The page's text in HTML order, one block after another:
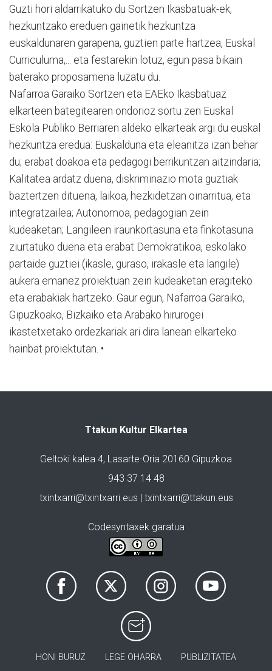
Guzti hori aldarrikatuko du Sortzen Ikasbatuak-ek,
hezkuntzako ereduen gainetik hezkuntza
euskaldunaren garapena, guztien parte hartzea, Euskal
Curriculuma,... eta festarekin lotuz, egun pasa bikain
baterako proposamena luzatu du.
Nafarroa Garaiko Sortzen eta EAEko Ikasbatuaz
elkarteen bategitearen ondorioz sortu zen Euskal
Eskola Publiko Berriaren aldeko elkarteak argi du euskal
hezkuntza eredua: Euskalduna eta eleanitza izan behar
du; erabat doakoa eta pedagogi berrikuntzan aitzindaria;
Kalitatea ardatz duena, diskriminazio mota guztiak
baztertzen dituena, laikoa, hezkidetzan oinarritua, eta
integratzailea; Autonomoa, pedagogian zein
kudeaketan; Langileen iraunkortasuna eta finkotasuna
ziurtatuko duena eta erabat Demokratikoa, eskolako
partaide guztiei (ikasle, guraso, irakasle eta langile)
aukera emanez proiektuan zein kudeaketan eragiteko
eta erabakiak hartzeko. Gaur egun, Nafarroa Garaiko,
Gipuzkoako, Bizkaiko eta Arabako hirurogei
ikastetxetako ordezkariak ari dira lanean elkarteko
hainbat proiektutan. •
Ttakun Kultur Elkartea
Geltoki kalea 4, Lasarte-Oria 20160 Gipuzkoa
943 37 14 48
txintxarri@txintxarri.eus | txintxarri@ttakun.eus
Codesyntaxek garatua
HONI BURUZ LEGE OHARRA PUBLIZITATEA